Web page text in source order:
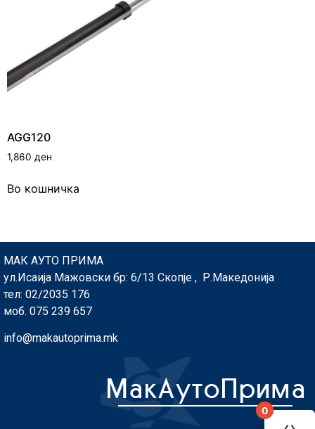
AGG120
1,860 ден
Во кошничка
МАК АУТО ПРИМА
ул.Исаија Мажовски бр: 6/13 Скопје , Р.Македонија
тел: 02/2035 176
моб. 075 239 657
info@makautoprima.mk
0